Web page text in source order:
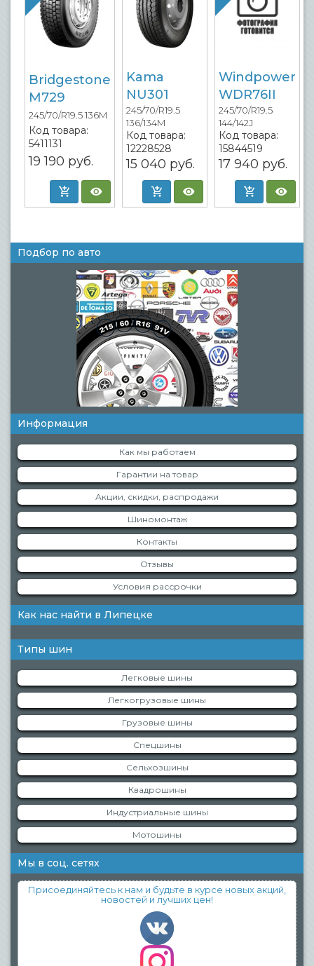
Bridgestone
M729
245/70/R19.5 136M
Код товара:
5411131
19 190 руб.
Kama
NU301
245/70/R19.5
136/134M
Код товара:
12228528
15 040 руб.
Windpower
WDR76II
245/70/R19.5
144/142J
Код товара:
15844519
17 940 руб.
Подбор по авто
Информация
Как мы работаем
Гарантии на товар
Акции, скидки, распродажи
Шиномонтаж
Контакты
Отзывы
Условия рассрочки
Как нас найти в Липецке
Типы шин
Легковые шины
Легкогрузовые шины
Грузовые шины
Спецшины
Сельхозшины
Квадрошины
Индустриальные шины
Мотошины
Мы в соц. сетях
Присоединяйтесь к нам и будьте в курсе новых акций,
новостей и лучших цен!